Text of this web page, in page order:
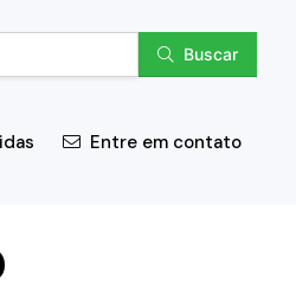
Buscar
Entre em contato